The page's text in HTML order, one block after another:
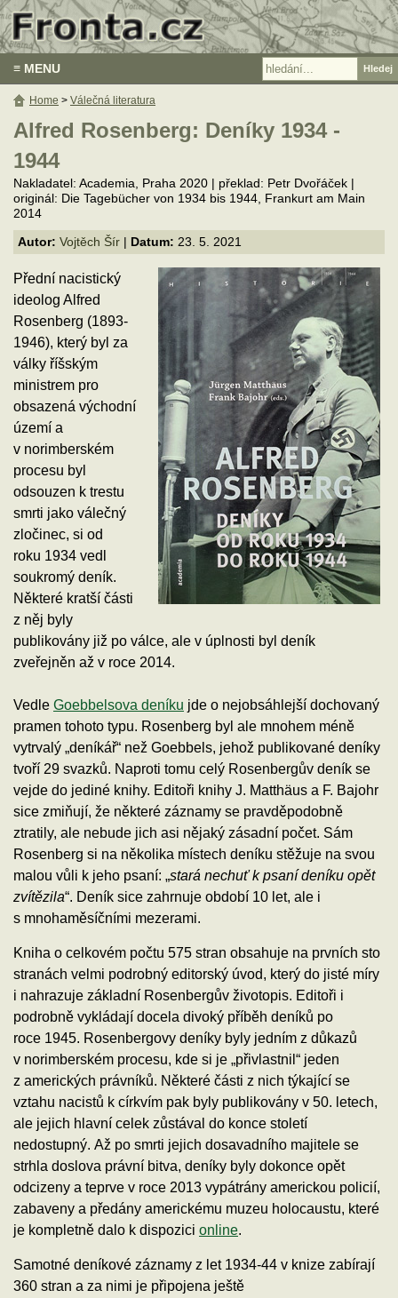
≡ MENU
Alfred Rosenberg: Deníky 1934 -
1944
Nakladatel: Academia, Praha 2020 | překlad: Petr Dvořáček |
originál: Die Tagebücher von 1934 bis 1944, Frankurt am Main
2014
Autor: Vojtěch Šír Datum: 23. 5. 2021
Přední nacistický
ideolog Alfred
Rosenberg (1893-
1946), který byl za
války říšským
ministrem pro
obsazená východní
území a
v norimberském
procesu byl
odsouzen k trestu
smrti jako válečný
zločinec, si od
roku 1934 vedl
soukromý deník.
Některé kratší části
z něj byly
publikovány již po válce, ale v úplnosti byl deník
zveřejněn až v roce 2014.
Vedle Goebbelsova deníku jde o nejobsáhlejší dochovaný
pramen tohoto typu. Rosenberg byl ale mnohem méně
vytrvalý „deníkář“ než Goebbels, jehož publikované deníky
tvoří 29 svazků. Naproti tomu celý Rosenbergův deník se
vejde do jediné knihy. Editoři knihy J. Matthäus a F. Bajohr
sice zmiňují, že některé záznamy se pravděpodobně
ztratily, ale nebude jich asi nějaký zásadní počet. Sám
Rosenberg si na několika místech deníku stěžuje na svou
malou vůli k jeho psaní: „stará nechuť k psaní deníku opět
zvítězila“. Deník sice zahrnuje období 10 let, ale i
s mnohaměsíčními mezerami.
Kniha o celkovém počtu 575 stran obsahuje na prvních sto
stranách velmi podrobný editorský úvod, který do jisté míry
i nahrazuje základní Rosenbergův životopis. Editoři i
podrobně vykládají docela divoký příběh deníků po
roce 1945. Rosenbergovy deníky byly jedním z důkazů
v norimberském procesu, kde si je „přivlastnil“ jeden
z amerických právníků. Některé části z nich týkající se
vztahu nacistů k církvím pak byly publikovány v 50. letech,
ale jejich hlavní celek zůstával do konce století
nedostupný. Až po smrti jejich dosavadního majitele se
strhla doslova právní bitva, deníky byly dokonce opět
odcizeny a teprve v roce 2013 vypátrány americkou policií,
zabaveny a předány americkému muzeu holocaustu, které
je kompletně dalo k dispozici online.
Samotné deníkové záznamy z let 1934-44 v knize zabírají
360 stran a za nimi je připojena ještě
Home > Válečná literatura